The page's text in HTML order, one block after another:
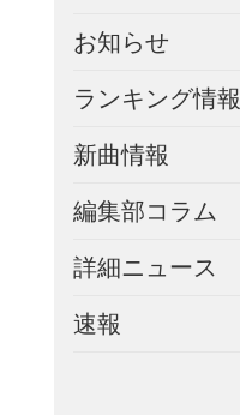
お知らせ
ランキング情報
新曲情報
編集部コラム
詳細ニュース
速報